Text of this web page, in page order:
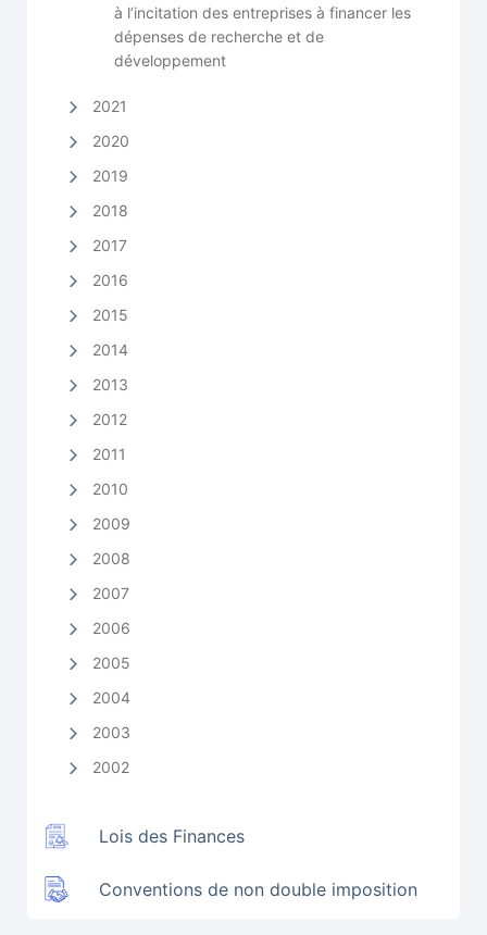
à l’incitation des entreprises à financer les
dépenses de recherche et de
développement
2021
2020
2019
2018
2017
2016
2015
2014
2013
2012
2011
2010
2009
2008
2007
2006
2005
2004
2003
2002
Lois des Finances
Conventions de non double imposition